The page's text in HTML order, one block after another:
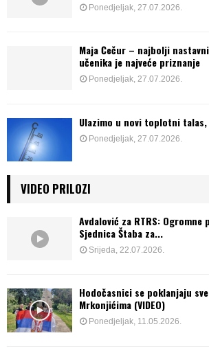
Ponedjeljak, 27.07.2026.
Maja Čečur – najbolji
učenika je najveće priznanje
Ponedjeljak, 27.07.2026.
Ulazimo u novi toplotni
Ponedjeljak, 27.07.2026.
VIDEO PRILOZI
Avdalović za RTRS:
Sjednica Štaba za...
Srijeda, 22.07.2026.
Hodočasnici se poklanjaju
Mrkonjićima (VIDEO)
Ponedjeljak, 11.05.2026.